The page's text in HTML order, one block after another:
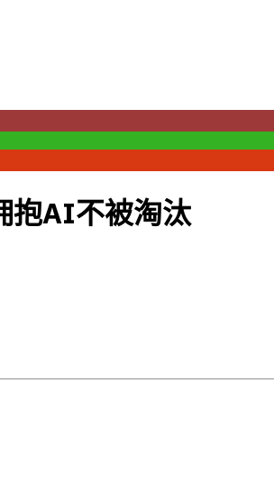
抱AI不被淘汰